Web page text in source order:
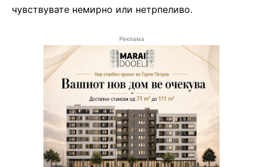
чувствувате немирно или нетрпеливо.
Реклама